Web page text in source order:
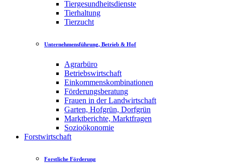
Tiergesundheitsdienste
Tierhaltung
Tierzucht
Unternehmensführung, Betrieb & Hof
Agrarbüro
Betriebswirtschaft
Einkommenskombinationen
Förderungsberatung
Frauen in der Landwirtschaft
Garten, Hofgrün, Dorfgrün
Marktberichte, Marktfragen
Sozioökonomie
Forstwirtschaft
Forstliche Förderung